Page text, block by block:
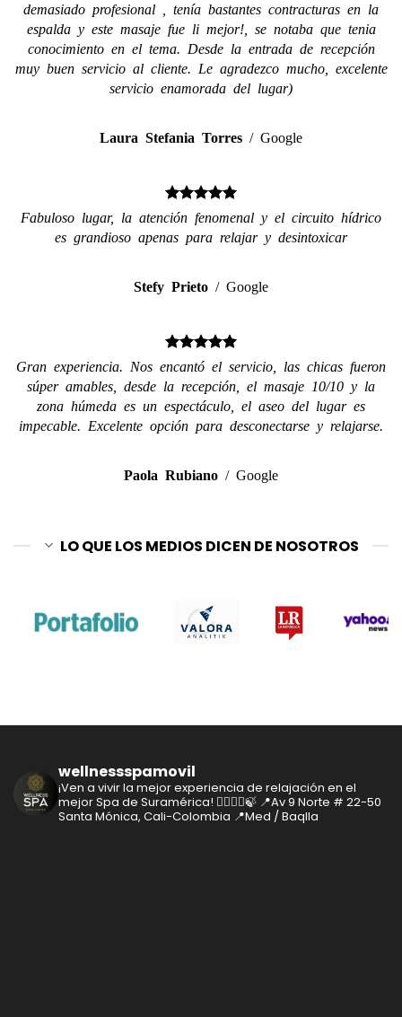
demasiado profesional , tenía bastantes contracturas en la
espalda y este masaje fue li mejor!, se notaba que tenia
conocimiento en el tema. Desde la entrada de recepción
muy buen servicio al cliente. Le agradezco mucho, excelente
servicio enamorada del lugar)
Laura Stefania Torres / Google
Fabuloso lugar, la atención fenomenal y el circuito hídrico
es grandioso apenas para relajar y desintoxicar
Stefy Prieto / Google
Gran experiencia. Nos encantó el servicio, las chicas fueron
súper amables, desde la recepción, el masaje 10/10 y la
zona húmeda es un espectáculo, el aseo del lugar es
impecable. Excelente opción para desconectarse y relajarse.
Paola Rubiano / Google
LO QUE LOS MEDIOS DICEN DE NOSOTROS
wellnessspamovil
¡Ven a vivir la mejor experiencia de relajación en el
mejor Spa de Suramérica! 🧘‍♂️🧘‍♀️🍃 📍Av 9 Norte # 22-50
Santa Mónica, Cali-Colombia 📍Med / Baqlla